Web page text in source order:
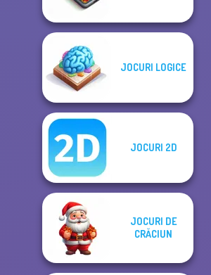
JOCURI LOGICE
JOCURI 2D
JOCURI DE
CRĂCIUN